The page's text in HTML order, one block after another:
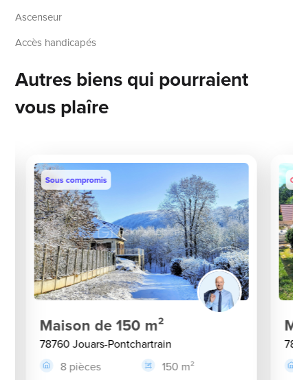
Ascenseur
Accès handicapés
Autres biens qui pourraient
vous plaîre
Sous compromis
Maison de 150 m²
78760 Jouars-Pontchartrain
8 pièces
150 m²